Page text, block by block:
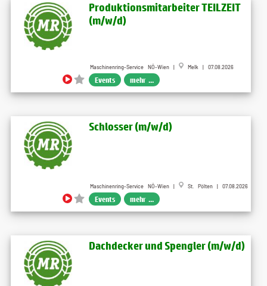
Produktionsmitarbeiter TEILZEIT
(m​/w​/d)
Maschinenring-Service NÖ-Wien | Melk | 07.08.2026
Events mehr ...
Schlosser (m​/w​/d)
Maschinenring-Service NÖ-Wien | St. Pölten | 07.08.2026
Events mehr ...
Dachdecker und Spengler (m​/w​/d)